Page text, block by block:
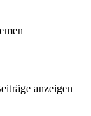
anzeigen